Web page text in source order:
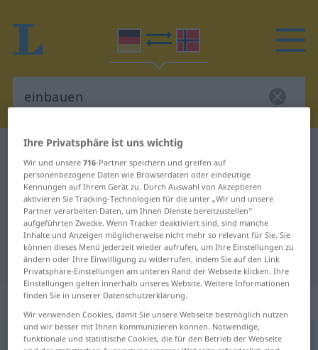
Deutsch-Norwegisch Wörterbuch
Deutsch-Norwegisch Übersetzung
für "einbauen"
"einbauen" Norwegisch
Übersetzung
„einbauen“
einbauen
Ihre Privatsphäre ist uns wichtig
Wir und unsere716-Partner speichern und greifen auf
personenbezogene Daten wie Browserdaten oder eindeutige
Kennungen auf Ihrem Gerät zu. Durch Auswahl von Akzeptieren
aktivieren Sie Tracking-Technologien für die unter „Wir und unsere
Partner verarbeiten Daten, um Ihnen Dienste bereitzustellen“
aufgeführten Zwecke. Wenn Tracker deaktiviert sind, sind manche
Inhalte und Anzeigen möglicherweise nicht mehr so relevant für Sie. Sie
können dieses Menü jederzeit wieder aufrufen, um Ihre Einstellungen zu
ändern oder Ihre Einwilligung zu widerrufen, indem Sie auf den Link
Privatsphäre-Einstellungen am unteren Rand der Webseite klicken. Ihre
Einstellungen gelten innerhalb unseres Website. Weitere Informationen
finden Sie in unserer Datenschutzerklärung.
Wir verwenden Cookies, damit Sie unsere Webseite bestmöglich nutzen
und wir besser mit Ihnen kommunizieren können. Notwendige,
funktionale und statistische Cookies, die für den Betrieb der Webseite